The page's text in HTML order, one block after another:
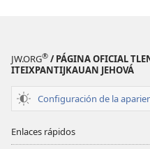
JW.ORG® / PÁGINA OFICIAL
ITEIXPANTIJKAUAN JEHOVÁ
Configuración de la
Enlaces rápidos